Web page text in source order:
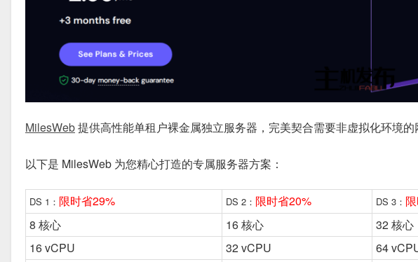
MilesWeb提供高性能单租户裸金属独立服务器，完美契合需要非虚拟化环境的
以下是 MilesWeb 为您精心打造的专属服务器方案：
DS 1： 限时省29% DS 2： 限时省20% DS 3：
8 核心
16 核心 32 核心
16 vCPU
32 vCPU 64